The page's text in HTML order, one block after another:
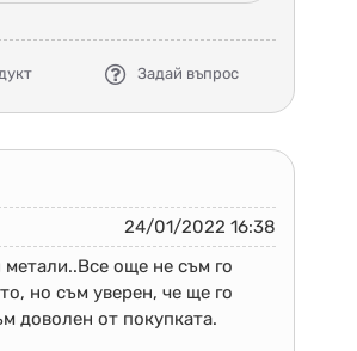
Задай въпрос
24/01/2022 16:38
още не съм го
но съм уверен, че ще го
доволен от покупката.